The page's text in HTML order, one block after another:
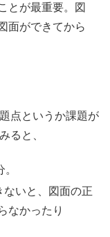
とが最重要。図
面ができてから
点というか課題が
ると、
いと、図面の正
なかったり